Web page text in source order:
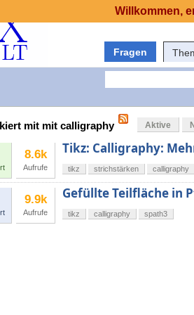
Fragen
mit mit calligraphy Aktive
8.6k
Aufrufe
Tikz: Calligraphy:
tikz strichstärken calligraphy
9.9k
Aufrufe
Gefüllte Teilfläche in
tikz calligraphy spath3
Willkommen,